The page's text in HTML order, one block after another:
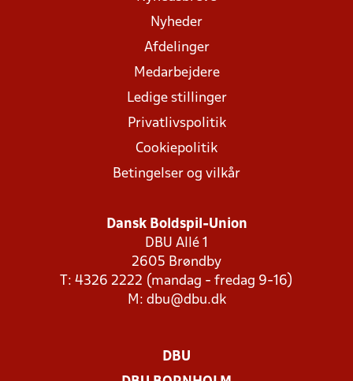
Nyheder
Afdelinger
Medarbejdere
Ledige stillinger
Privatlivspolitik
Cookiepolitik
Betingelser og vilkår
Dansk Boldspil-Union
DBU Allé 1
2605 Brøndby
T: 4326 2222 (mandag - fredag 9-16)
M: dbu@dbu.dk
DBU